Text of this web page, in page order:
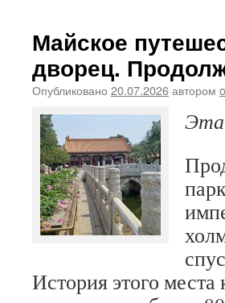
Майское
дворец.
Опубликовано 20.07.2026автором
Эта
История этого